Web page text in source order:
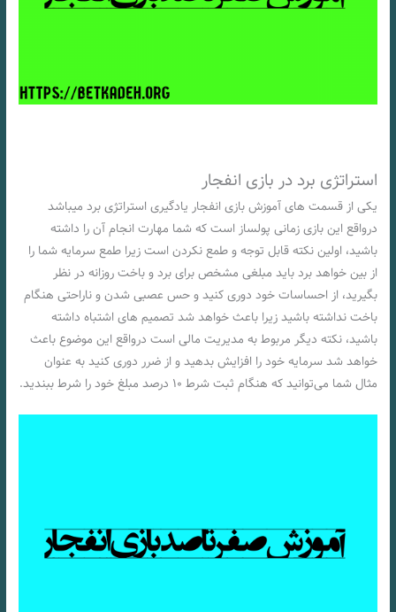
استراتژی برد در بازی انفجار
یکی از قسمت های آموزش بازی انفجار یادگیری استراتژی برد میباشد
درواقع این بازی زمانی پولساز است که شما مهارت انجام آن را داشته
باشید، اولین نکته قابل توجه و طمع نکردن است زیرا طمع سرمایه شما را
از بین خواهد برد باید مبلغی مشخص برای برد و باخت روزانه در نظر
بگیرید، از احساسات خود دوری کنید و حس عصبی شدن و ناراحتی هنگام
باخت نداشته باشید زیرا باعث خواهد شد تصمیم های اشتباه داشته
باشید، نکته دیگر مربوط به مدیریت مالی است درواقع این موضوع باعث
خواهد شد سرمایه خود را افزایش بدهید و از ضرر دوری کنید به عنوان
مثال شما می‌توانید که هنگام ثبت شرط ١٠ درصد مبلغ خود را شرط ببندید.